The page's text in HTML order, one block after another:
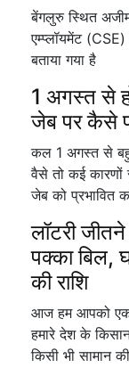
बेंगलुरु स्थित
एम्प्लॉयमेंट (CSE)
बताया गया है
1 अगस्त से
जेब पर कैसे
कल 1 अगस्त से
वैसे तो कई
जेब को प्रभावित
लॉटरी
पक्का बिल,
की राशि
आज हम आपको एक
हमारे देश के
किसी भी सामान